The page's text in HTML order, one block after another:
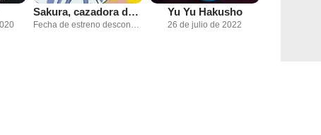
Sakura, cazadora de cartas
Fecha de estreno desconocida
Yu Yu Hakusho
26 de julio de 2022